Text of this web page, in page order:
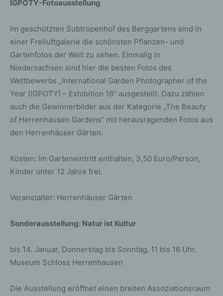
IGPOTY-Fotoausstellung
Im geschützten Subtropenhof des Berggartens sind in
einer Freiluftgalerie die schönsten Pflanzen- und
Gartenfotos der Welt zu sehen. Einmalig in
Niedersachsen sind hier die besten Fotos des
Wettbewerbs „International Garden Photographer of the
Year (IGPOTY) – Exhibition 16“ ausgestellt. Dazu zählen
auch die Gewinnerbilder aus der Kategorie „The Beauty
of Herrenhausen Gardens“ mit herausragenden Fotos aus
den Herrenhäuser Gärten.
Kosten: Im Garteneintritt enthalten, 3,50 Euro/Person,
Kinder unter 12 Jahre frei.
Veranstalter: Herrenhäuser Gärten
Sonderausstellung: Natur ist Kultur
bis 14. Januar, Donnerstag bis Sonntag, 11 bis 16 Uhr,
Museum Schloss Herrenhausen
Die Ausstellung eröffnet einen breiten Assoziationsraum